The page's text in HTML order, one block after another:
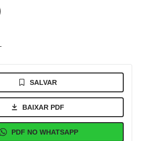
SALVAR
BAIXAR PDF
PDF NO WHATSAPP